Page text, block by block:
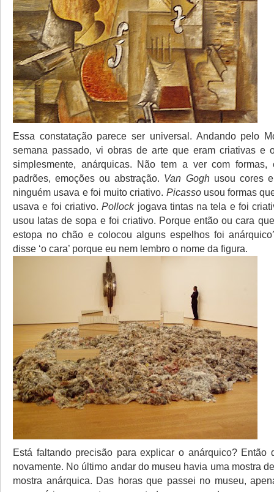
Essa constatação parece ser universal. Andando pelo
semana passado, vi obras de arte que eram criativas e
simplesmente, anárquicas. Não tem a ver com formas,
padrões, emoções ou abstração. Van Goghusou cores
ninguém usava e foi muito criativo. Picassousou formas
usava e foi criativo.Pollockjogava tintas na tela e foi
usou latas de sopa e foi criativo. Porque então ou cara
estopa no chão e colocou alguns espelhos foi
disse ‘o cara’ porque eu nem lembro o nome da figura.
Está faltando precisão para explicar o anárquico? Então
novamente. No último andar do museu havia uma mostra
mostra anárquica. Das horas que passei no museu,